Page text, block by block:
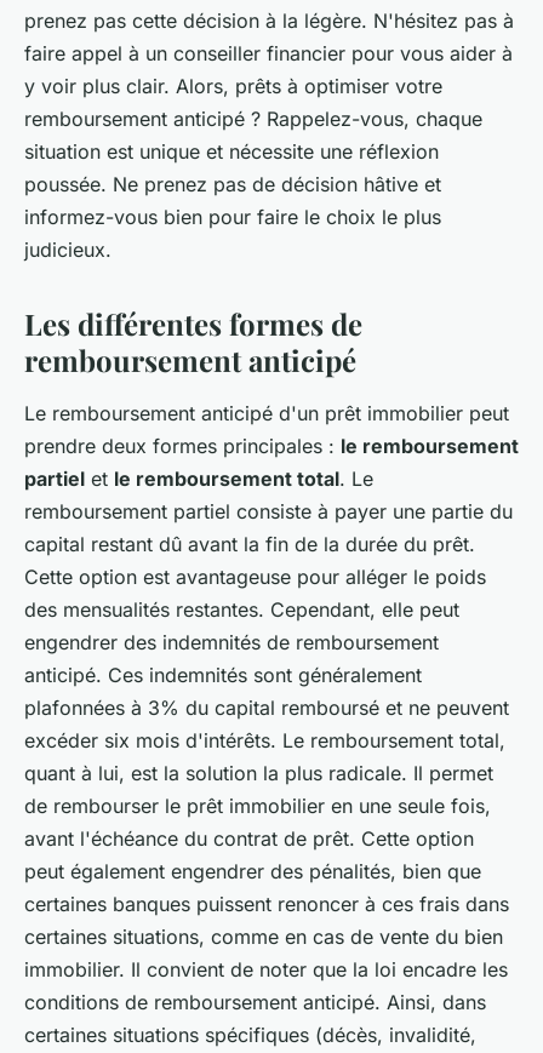
prenez pas cette décision à la légère. N'hésitez pas à
faire appel à un conseiller financier pour vous aider à
y voir plus clair. Alors, prêts à optimiser votre
remboursement anticipé ? Rappelez-vous, chaque
situation est unique et nécessite une réflexion
poussée. Ne prenez pas de décision hâtive et
informez-vous bien pour faire le choix le plus
judicieux.
Les différentes formes de
remboursement anticipé
Le remboursement anticipé d'un prêt immobilier peut
prendre deux formes principales : le remboursement
partiel et le remboursement total. Le
remboursement partiel consiste à payer une partie du
capital restant dû avant la fin de la durée du prêt.
Cette option est avantageuse pour alléger le poids
des mensualités restantes. Cependant, elle peut
engendrer des indemnités de remboursement
anticipé. Ces indemnités sont généralement
plafonnées à 3% du capital remboursé et ne peuvent
excéder six mois d'intérêts. Le remboursement total,
quant à lui, est la solution la plus radicale. Il permet
de rembourser le prêt immobilier en une seule fois,
avant l'échéance du contrat de prêt. Cette option
peut également engendrer des pénalités, bien que
certaines banques puissent renoncer à ces frais dans
certaines situations, comme en cas de vente du bien
immobilier. Il convient de noter que la loi encadre les
conditions de remboursement anticipé. Ainsi, dans
certaines situations spécifiques (décès, invalidité,